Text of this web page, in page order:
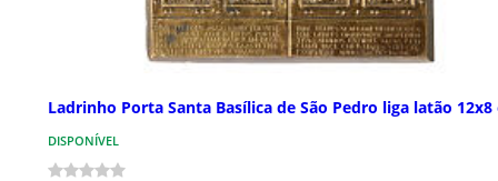
Ladrinho Porta Santa Basílica de São Pedro liga latão 12x8
DISPONÍVEL